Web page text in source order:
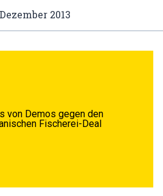
2013
von Demos gegen den
Fischerei-Deal